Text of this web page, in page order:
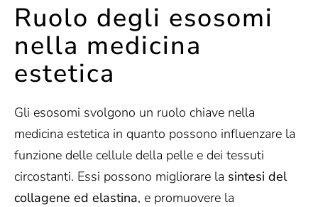
Ruolo degli esosomi
nella medicina
estetica
Gli esosomi svolgono un ruolo chiave nella
medicina estetica in quanto possono influenzare la
funzione delle cellule della pelle e dei tessuti
circostanti. Essi possono migliorare la sintesi del
collagene ed elastina, e promuovere la